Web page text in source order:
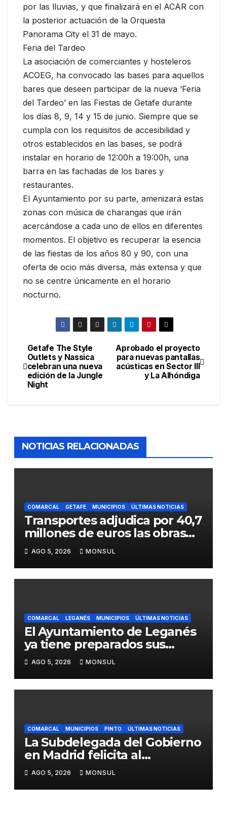
por las lluvias, y que finalizará en el ACAR con
la posterior actuación de la Orquesta
Panorama City el 31 de mayo.
Feria del Tardeo
La asociación de comerciantes y hosteleros
ACOEG, ha convocado las bases para aquellos
bares que deseen participar de la nueva ‘Feria
del Tardeo’ en las Fiestas de Getafe durante
los días 8, 9, 14 y 15 de junio. Siempre que se
cumpla con los requisitos de accesibilidad y
otros establecidos en las bases, se podrá
instalar en horario de 12:00h a 19:00h, una
barra en las fachadas de los bares y
restaurantes.
El Ayuntamiento por su parte, amenizará estas
zonas con música de charangas que irán
acercándose a cada uno de ellos en diferentes
momentos. El objetivo es recuperar la esencia
de las fiestas de los años 80 y 90, con una
oferta de ocio más diversa, más extensa y que
no se centre únicamente en el horario
nocturno.
Aprobado el proyecto
para nuevas pantallas
acústicas en Sector III
y La Alhóndiga
Getafe The Style
Outlets y Nassica
celebran una nueva
edición de la Jungle
Night
NOTICIAS RELACIONADAS
COMARCAL GETAFE MUNICIPIOS ÚLTIMAS NOTICIAS
Transportes adjudica por 40,7
millones de euros las obras
para mejorar la accesibilidad
del transporte público en la
A-4 en Getafe
AGO 5, 2026 MONSUL
COMARCAL LEGANÉS MUNICIPIOS ÚLTIMAS NOTICIAS
El Ayuntamiento de Leganés
ya tiene preparados sus
dispositivos de seguridad y
de limpieza para las Fiestas
de Butarque
AGO 5, 2026 MONSUL
COMARCAL MUNICIPIOS PINTO ÚLTIMAS NOTICIAS
La Subdelegada del Gobierno
en Madrid felicita al
Ayuntamiento de Pinto por
su dispositivo de seguridad
en las Fiestas Patronales
AGO 5, 2026 MONSUL